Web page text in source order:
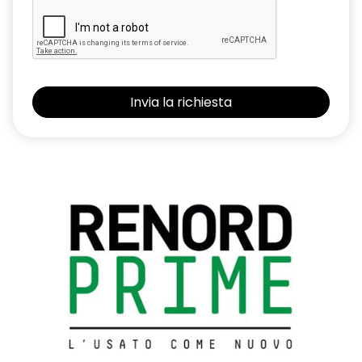
Renault MULTI-SENSE con 3 personalizzazioni di guida e
Ambient Lighting a LED
Retrovisore interno fotocromatico
Retrovisori esterni elettrici, riscaldati con sensore di
temperatura, ripiegabili automaticamente alla chiusura
Sedili anteriori con regolazione meccanica
Sedili posteriori ribaltabili 1/3 - 2/3 con bracciolo centrale e 2
portabicchieri
Sellerie in misto tessuto/TEP in nero titanio
Sensore angolo morto
Sensore di pressione pneumatici